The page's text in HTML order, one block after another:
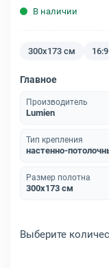
В наличии
300x173 см 16:9
Главное
Производитель
Lumien
Тип крепления
настенно-
Размер полотна
300x173 см
Выберите